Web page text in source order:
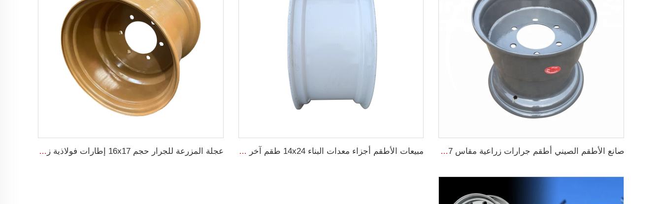
صانع الأطقم الصيني أطقم جرارات زراعية مقاس 13x17 لمقطورات الجرارات للإطارات 15.0/55-17 مبيعات الأطقم أجزاء معدات البناء 14x24 طقم آخر فولاذي 17.5L-24 مصنعي الإطارات عجلة المزرعة للجرار حجم 16x17 إطارات فولاذية زراعية للأحجام 500/50-17 للإطارات